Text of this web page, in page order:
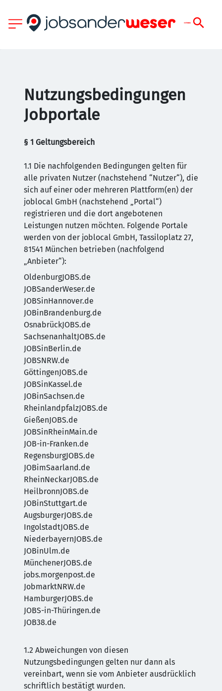
Nutzungsbedingungen
Jobportale
§ 1 Geltungsbereich
1.1 Die nachfolgenden Bedingungen gelten für
alle privaten Nutzer (nachstehend “Nutzer“), die
sich auf einer oder mehreren Plattform(en) der
joblocal GmbH (nachstehend „Portal“)
registrieren und die dort angebotenen
Leistungen nutzen möchten. Folgende Portale
werden von der joblocal GmbH, Tassiloplatz 27,
81541 München betrieben (nachfolgend
„Anbieter“):
OldenburgJOBS.de
JOBSanderWeser.de
JOBSinHannover.de
JOBinBrandenburg.de
OsnabrückJOBS.de
SachsenanhaltJOBS.de
JOBSinBerlin.de
JOBSNRW.de
GöttingenJOBS.de
JOBSinKassel.de
JOBinSachsen.de
RheinlandpfalzJOBS.de
GießenJOBS.de
JOBSinRheinMain.de
JOB-in-Franken.de
RegensburgJOBS.de
JOBimSaarland.de
RheinNeckarJOBS.de
HeilbronnJOBS.de
JOBinStuttgart.de
AugsburgerJOBS.de
IngolstadtJOBS.de
NiederbayernJOBS.de
JOBinUlm.de
MünchenerJOBS.de
jobs.morgenpost.de
JobmarktNRW.de
HamburgerJOBS.de
JOBS-in-Thüringen.de
JOB38.de
1.2 Abweichungen von diesen
Nutzungsbedingungen gelten nur dann als
vereinbart, wenn sie vom Anbieter ausdrücklich
schriftlich bestätigt wurden.